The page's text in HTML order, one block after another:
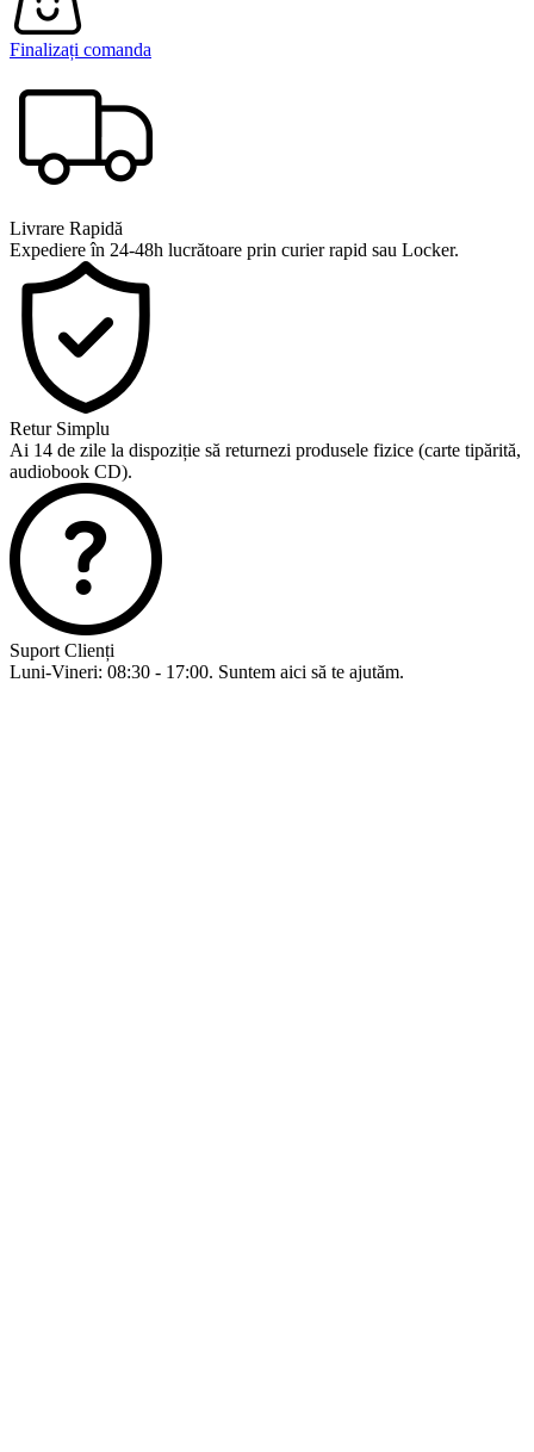
Finalizați comanda
Livrare Rapidă
Expediere în 24-48h lucrătoare prin curier rapid sau Locker.
Retur Simplu
Ai 14 de zile la dispoziție să returnezi produsele fizice (carte tipărită,
audiobook CD).
Suport Clienți
Luni-Vineri: 08:30 - 17:00. Suntem aici să te ajutăm.